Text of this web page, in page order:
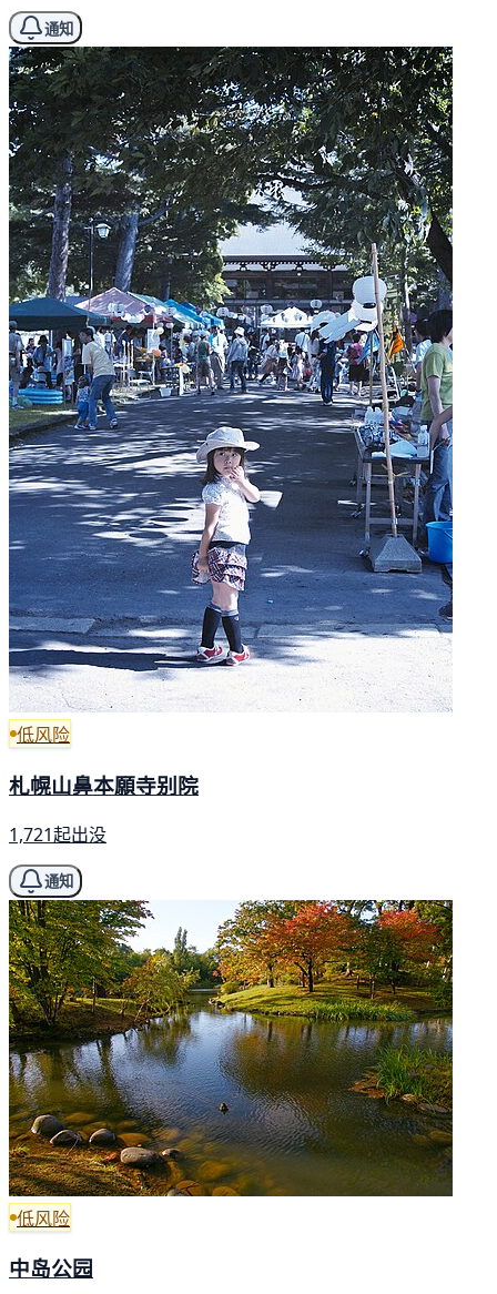
通知
低风险
札幌山鼻本願寺别院
1,721起出没
通知
低风险
中岛公园